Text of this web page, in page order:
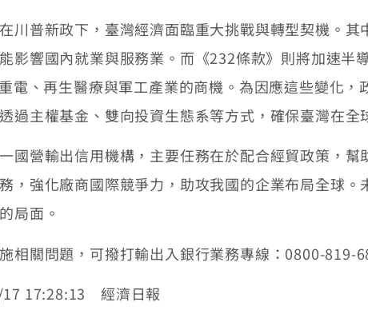
川普新政下，臺灣經濟面臨重大挑戰與轉型契機。
影響國內就業與服務業。而《232條款》則將加速
電、再生醫療與軍工產業的商機。為因應這些變化
過主權基金、雙向投資生態系等方式，確保臺灣在全
國營輸出信用機構，主要任務在於配合經貿政策，
，強化廠商國際競爭力，助攻我國的企業布局全球
局面。
相關問題，可撥打輸出入銀行業務專線：0800-819-
17:28:13 經濟日報